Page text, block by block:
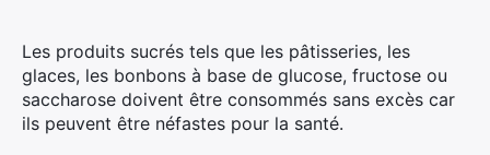
Les produits sucrés tels que les pâtisseries, les
glaces, les bonbons à base de glucose, fructose ou
saccharose doivent être consommés sans excès car
ils peuvent être néfastes pour la santé.